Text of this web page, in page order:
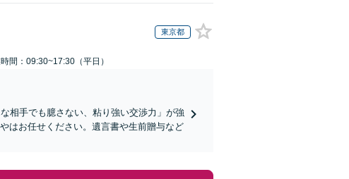
東京都
間：09:30~17:30（平日）
相手でも臆さない、粘り強い交渉力」が強
はお任せください。遺言書や生前贈与など